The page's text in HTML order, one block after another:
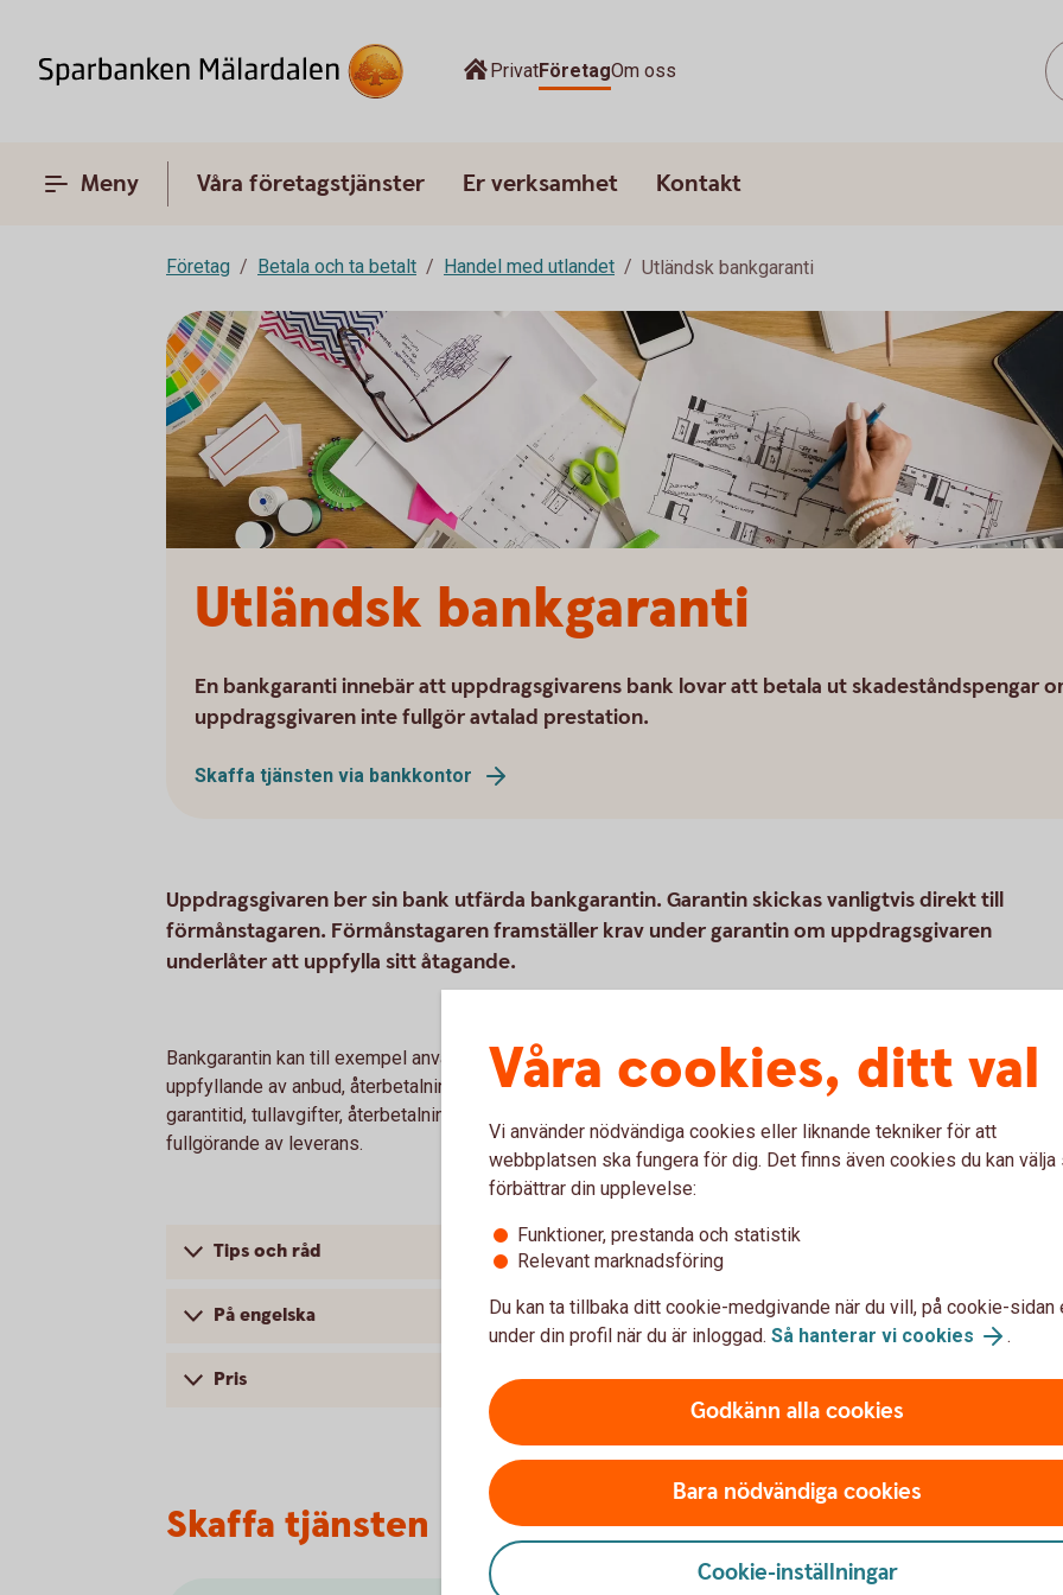
PrivatFöretagOm oss
Meny Våra företagstjänster Er verksamhet Kontakt
Företag Betala och ta betalt Handel med utlandet Utländsk bankgaranti
Utländsk bankgaranti
En bankgaranti innebär att uppdragsgivarens bank lovar att betala ut skadeståndspengar
uppdragsgivaren inte fullgör avtalad prestation.
Skaffa tjänsten via bankkontor
Uppdragsgivaren ber sin bank utfärda bankgarantin. Garantin skickas vanligtvis direkt till
förmånstagaren. Förmånstagaren framställer krav under garantin om uppdragsgivaren
underlåter att uppfylla sitt åtagande.
Bankgarantin kan till exempel användas som säkerhet vid betalning av varor eller tjänster,
uppfyllande av anbud, återbetalning av förskott, ersättning för reparationer under avtalets
garantitid, tullavgifter, återbetalning av lån i utländsk bank, växelbetalning eller
fullgörande av leverans.
Tips och råd
På engelska
Pris
Skaffa tjänsten
Våra cookies, ditt val
Vi använder nödvändiga cookies eller liknande tekniker för att
webbplatsen ska fungera för dig. Det finns även cookies du kan välja
förbättrar din upplevelse:
Funktioner, prestanda och statistik
Relevant marknadsföring
Du kan ta tillbaka ditt cookie-medgivande när du vill, på cookie-sidan
under din profil när du är inloggad. Så hanterar vi cookies .
Godkänn alla cookies
Bara nödvändiga cookies
Cookie-inställningar